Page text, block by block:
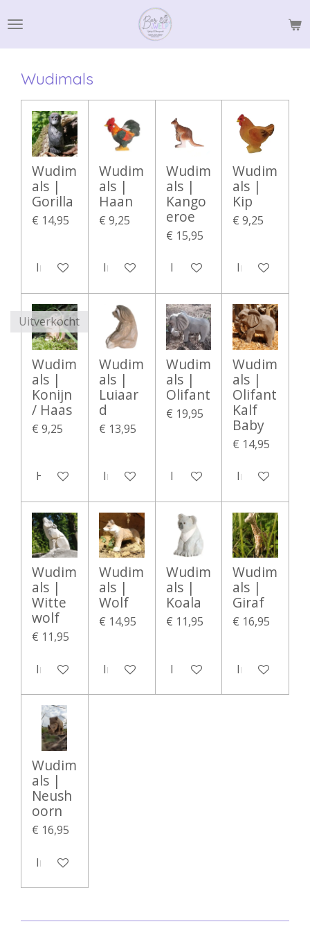
direct
naar
hoofdinhoud
Wudimals
Wudim
als |
Gorilla
€ 14,95
In winkelwagen
Wudim
als |
Haan
€ 9,25
In winkelwagen
Wudim
als |
Kango
eroe
€ 15,95
In winkelwagen
Wudim
als |
Kip
€ 9,25
In
Uitverkocht
Wudim
als |
Konijn
/ Haas
€ 9,25
Houd mij op de hoogte
Wudim
als |
Luiaar
d
€ 13,95
In winkelwagen
Wudim
als |
Olifant
€ 19,95
In winkelwagen
Wudim
als |
Olifant
Kalf
Baby
€ 14,95
In
Wudim
als |
Witte
wolf
€ 11,95
In winkelwagen
Wudim
als |
Wolf
€ 14,95
In winkelwagen
Wudim
als |
Koala
€ 11,95
In winkelwagen
Wudim
als |
Giraf
€ 16,95
In
Wudim
als |
Neush
oorn
€ 16,95
In winkelwagen